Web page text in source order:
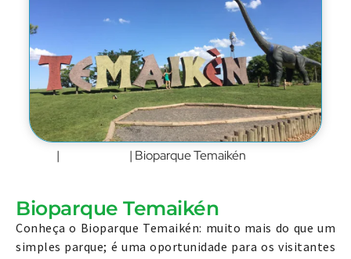
| | Bioparque Temaikén
Bioparque Temaikén
Conheça o Bioparque Temaikén: muito mais do que um
simples parque; é uma oportunidade para os visitantes